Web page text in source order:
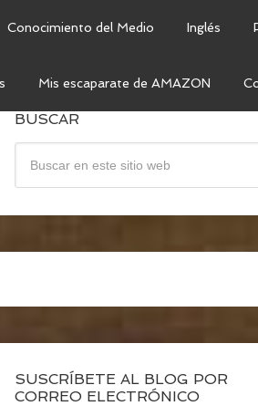
Conocimiento del Medio Inglés
Mis escaparate de AMAZON
BUSCAR
SUSCRÍBETE AL BLOG POR
CORREO ELECTRÓNICO